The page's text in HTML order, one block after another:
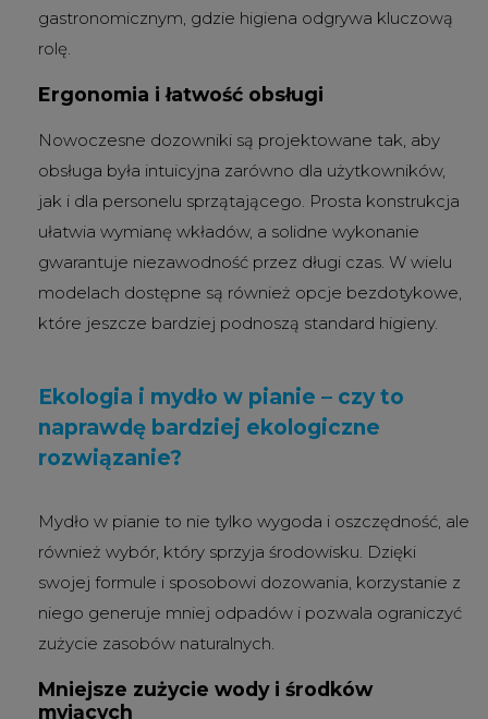
gastronomicznym, gdzie higiena odgrywa kluczową
rolę.
Ergonomia i łatwość obsługi
Nowoczesne dozowniki są projektowane tak, aby
obsługa była intuicyjna zarówno dla użytkowników,
jak i dla personelu sprzątającego. Prosta konstrukcja
ułatwia wymianę wkładów, a solidne wykonanie
gwarantuje niezawodność przez długi czas. W wielu
modelach dostępne są również opcje bezdotykowe,
które jeszcze bardziej podnoszą standard higieny.
Ekologia i mydło w pianie – czy to
naprawdę bardziej ekologiczne
rozwiązanie?
Mydło w pianie to nie tylko wygoda i oszczędność, ale
również wybór, który sprzyja środowisku. Dzięki
swojej formule i sposobowi dozowania, korzystanie z
niego generuje mniej odpadów i pozwala ograniczyć
zużycie zasobów naturalnych.
Mniejsze zużycie wody i środków
myjących